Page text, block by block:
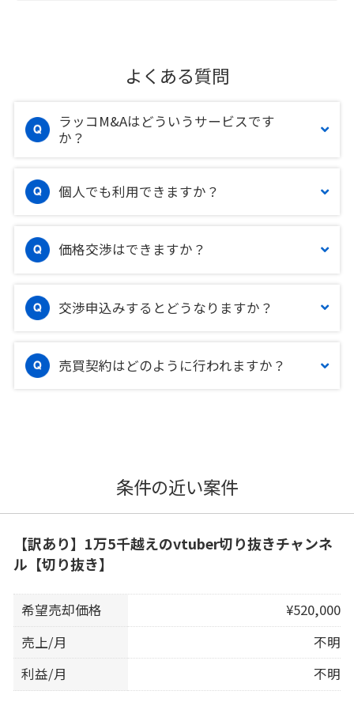
よくある質問
ラッコM&Aはどういうサービスです
か？
個人でも利用できますか？
価格交渉はできますか？
交渉申込みするとどうなりますか？
売買契約はどのように行われますか？
条件の近い案件
【訳あり】1万5千越えのvtuber切り抜きチャンネ
ル【切り抜き】
希望売却価格
¥520,000
売上/月
不明
利益/月
不明